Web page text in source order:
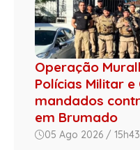
Operação
Polícias Militar
mandados
em Brumado
05 Ago 2026 / 15h43